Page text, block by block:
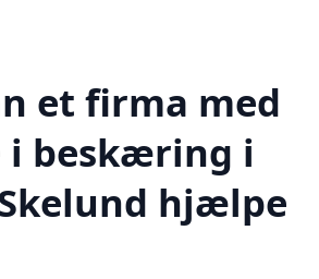
et firma med
i beskæring i
hjælpe